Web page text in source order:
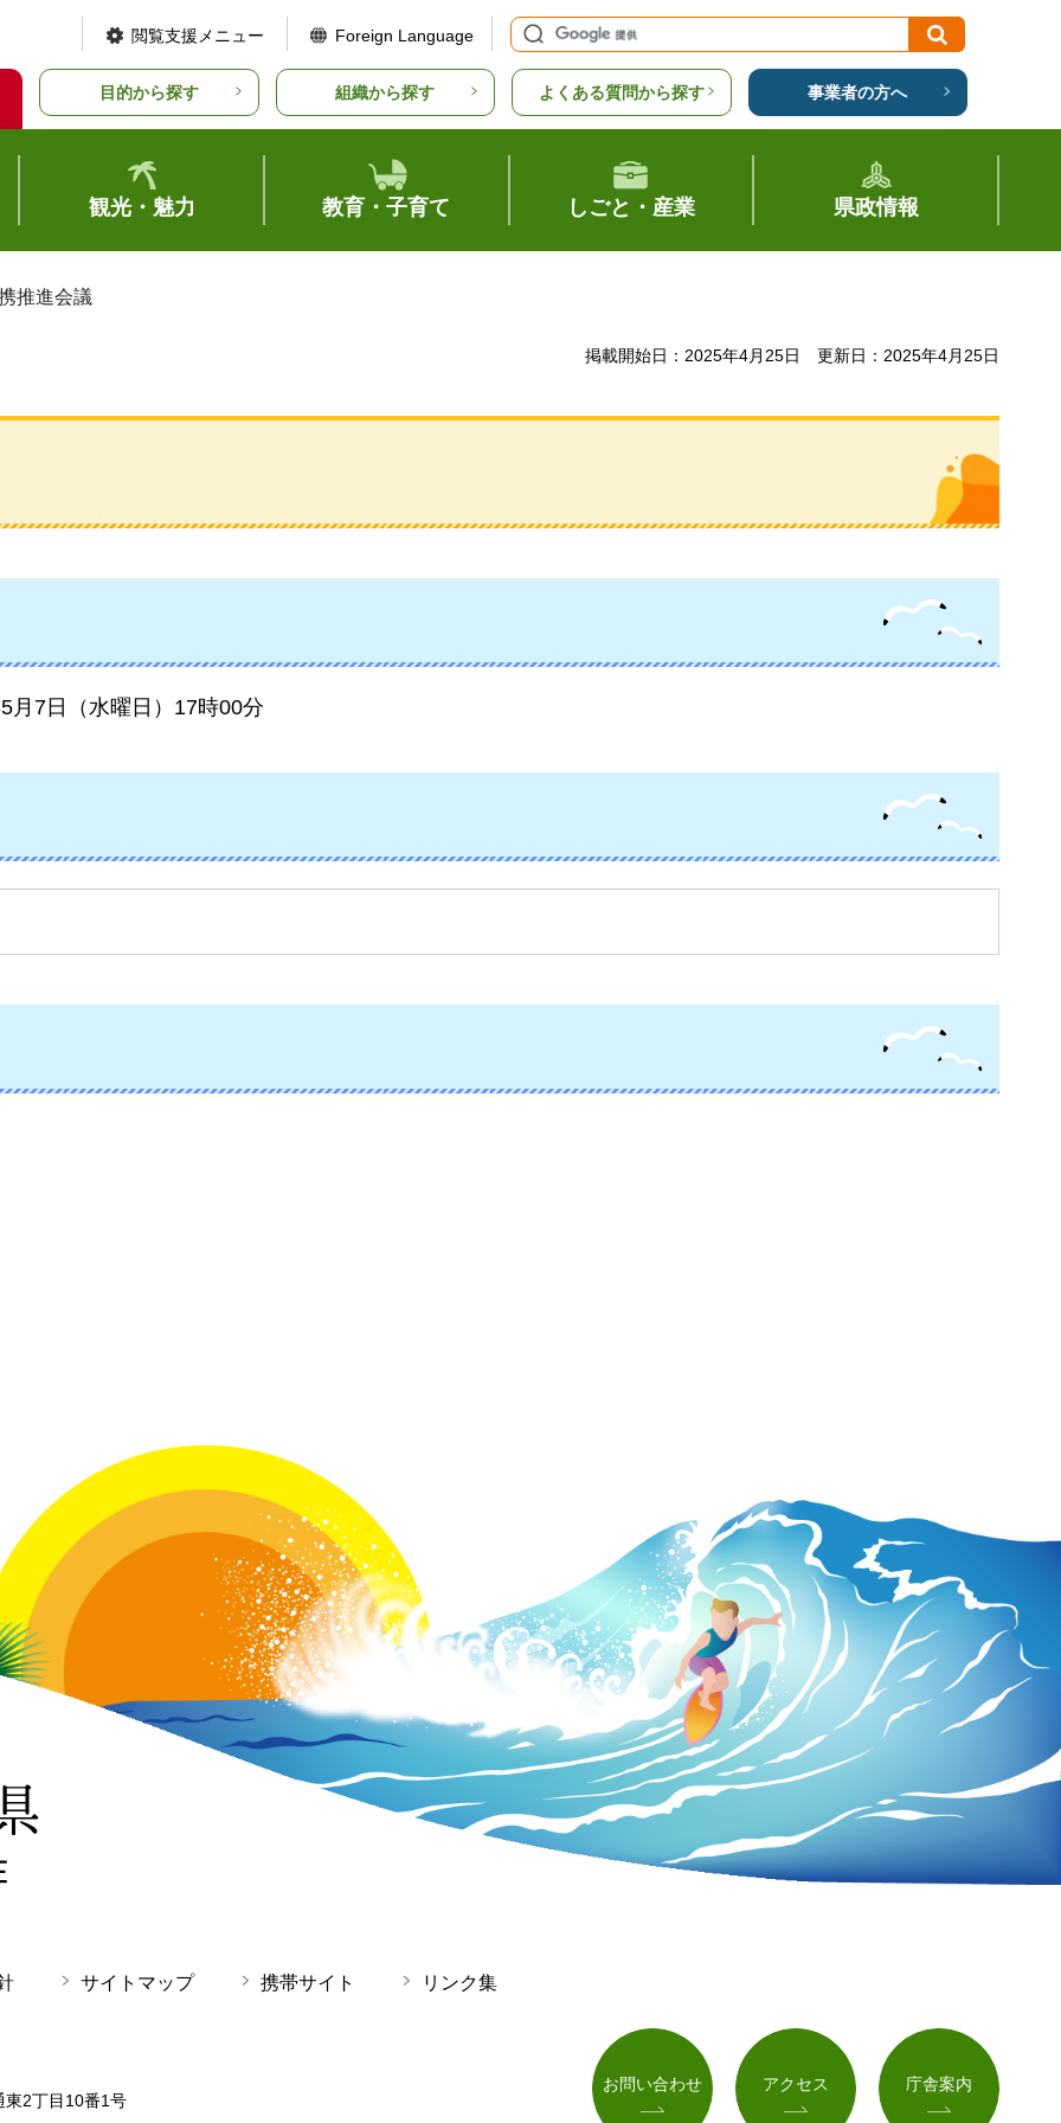
閲覧支援メニュー Foreign Language
目的から探す 組織から探す よくある質問から探す 事業者の方へ
観光・魅力 教育・子育て しごと・産業 県政情報
推進会議
掲載開始日：2025年4月25日 更新日：2025年4月25日
月7日（水曜日）17時00分
サイトマップ 携帯サイト リンク集
2丁目10番1号
お問い合わせ アクセス 庁舎案内